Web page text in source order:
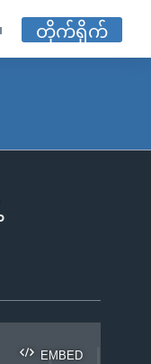
တိုက်ရိုက်
EMBED